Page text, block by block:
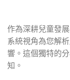
作為深耕兒童發
系統視角為您解
響。這個獨特的
知。